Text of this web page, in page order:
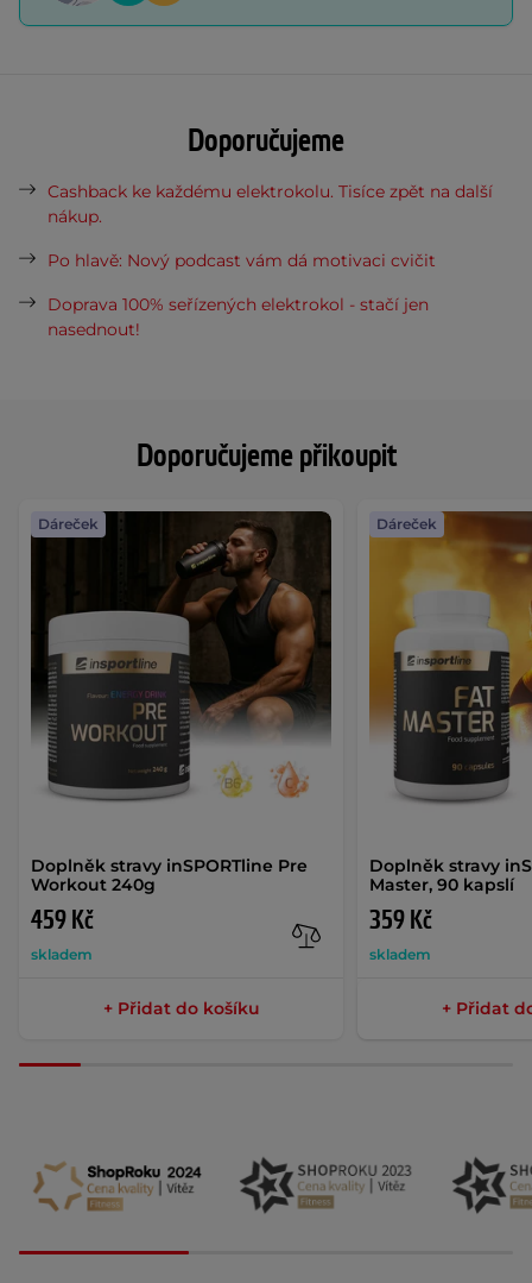
Doporučujeme přikoupit
Doplněk stravy inSPORTline Pre
Workout 240g
459 Kč
skladem
Dáreček
+ Přidat do košíku
Doplněk stravy
Master, 90 kapslí
359 Kč
skladem
Dáreček
+ Přidat
Doporučujeme
Cashback ke každému elektrokolu. Tisíce zpět na další
nákup.
Po hlavě: Nový podcast vám dá motivaci cvičit
Doprava 100% seřízených elektrokol - stačí jen
nasednout!